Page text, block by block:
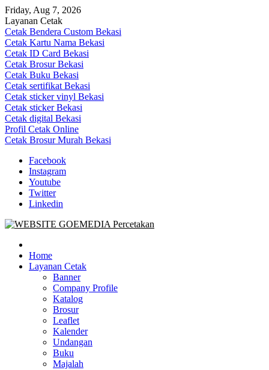
Skip
to
content
Friday, Aug 7, 2026
Layanan Cetak
Cetak Bendera Custom Bekasi
Cetak Kartu Nama Bekasi
Cetak ID Card Bekasi
Cetak Brosur Bekasi
Cetak Buku Bekasi
Cetak sertifikat Bekasi
Cetak sticker vinyl Bekasi
Cetak sticker Bekasi
Cetak digital Bekasi
Profil Cetak Online
Cetak Brosur Murah Bekasi
Facebook
Instagram
Youtube
Twitter
Linkedin
Goe Media Percetakan | 0822-4439-5599 (Call/WA)
0822-4439-5599 (Call/WA) Percetakan jasa cetak banner buku yasin
invoice kartu nama label map nota spanduk stiker undangan
pernikahan murah online 24 jam
Home
Layanan Cetak
Banner
Company Profile
Katalog
Brosur
Leaflet
Kalender
Undangan
Buku
Majalah